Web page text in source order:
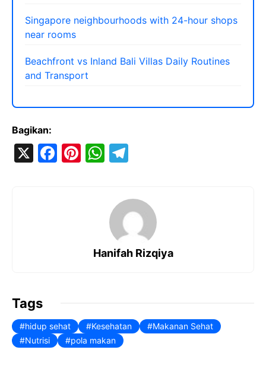
Singapore neighbourhoods with 24-hour shops
near rooms
Beachfront vs Inland Bali Villas Daily Routines
and Transport
Bagikan:
X
F
Pi W
s
A
p
gr
a
m
Hanifah Rizqiya
Tags
hidup sehat Kesehatan
Makanan Sehat
Nutrisi
pola makan